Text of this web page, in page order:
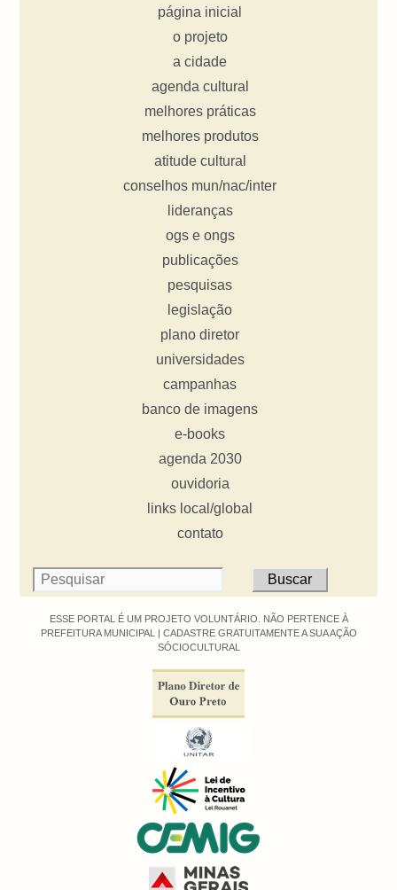
página inicial
o projeto
a cidade
agenda cultural
melhores práticas
melhores produtos
atitude cultural
conselhos mun/nac/inter
lideranças
ogs e ongs
publicações
pesquisas
legislação
plano diretor
universidades
campanhas
banco de imagens
e-books
agenda 2030
ouvidoria
links local/global
contato
ESSE PORTAL É UM PROJETO VOLUNTÁRIO. NÃO PERTENCE À
PREFEITURA MUNICIPAL | CADASTRE GRATUITAMENTE A SUA AÇÃO
SÓCIOCULTURAL